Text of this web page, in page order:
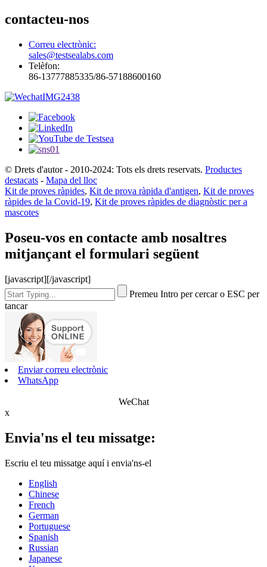
contacteu-nos
Correu electrònic:
sales@testsealabs.com
Telèfon:
86-13777885335/86-57188600160
© Drets d'autor - 2010-2024: Tots els drets reservats. Productes
destacats - Mapa del lloc
Kit de proves ràpides, Kit de prova ràpida d'antigen, Kit de proves
ràpides de la Covid-19, Kit de proves ràpides de diagnòstic per a
mascotes
Poseu-vos en contacte amb nosaltres
mitjançant el formulari següent
[javascript][/javascript]
Premeu Intro per cercar o ESC per
tancar
Enviar correu electrònic
WhatsApp
WeChat
x
Envia'ns el teu missatge:
Escriu el teu missatge aquí i envia'ns-el
English
Chinese
French
German
Portuguese
Spanish
Russian
Japanese